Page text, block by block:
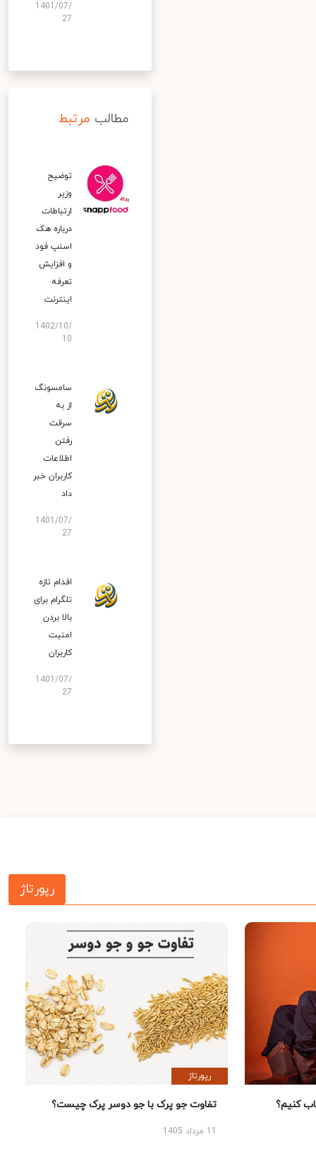
1401/07/
27
مطالب مرتبط
توضیح
وزیر
ارتباطات
درباره هک
اسنپ‌ فود
و افزایش
تعرفه
اینترنت
1402/10/
10
سامسونگ
از به
سرقت
رفتن
اطلاعات
کاربران خبر
داد
1401/07/
27
اقدام تازه
تلگرام برای
بالا بردن
امنیت
کاربران
1401/07/
27
رپورتاژ
کنیم؟
رپورتاژ
تفاوت جو پرک با جو دوسر پرک چیست؟